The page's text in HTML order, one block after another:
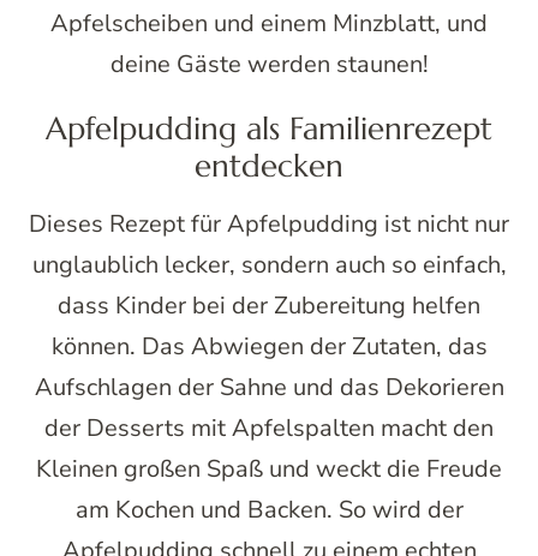
Apfelscheiben und einem Minzblatt, und
deine Gäste werden staunen!
Apfelpudding als Familienrezept
entdecken
Dieses Rezept für Apfelpudding ist nicht nur
unglaublich lecker, sondern auch so einfach,
dass Kinder bei der Zubereitung helfen
können. Das Abwiegen der Zutaten, das
Aufschlagen der Sahne und das Dekorieren
der Desserts mit Apfelspalten macht den
Kleinen großen Spaß und weckt die Freude
am Kochen und Backen. So wird der